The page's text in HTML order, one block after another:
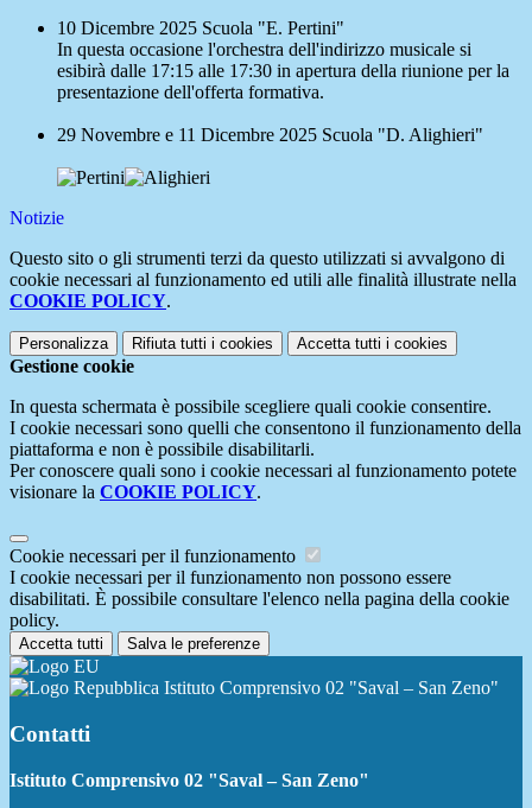
10 Dicembre 2025 Scuola "E. Pertini"
In questa occasione l'orchestra dell'indirizzo musicale si
esibirà dalle 17:15 alle 17:30 in apertura della riunione per la
presentazione dell'offerta formativa.
29 Novembre e 11 Dicembre 2025 Scuola "D. Alighieri"
Notizie
Questo sito o gli strumenti terzi da questo utilizzati si avvalgono di
cookie necessari al funzionamento ed utili alle finalità illustrate nella
COOKIE POLICY.
Personalizza Rifiuta tutti i cookies Accetta tutti i cookies
Gestione cookie
In questa schermata è possibile scegliere quali cookie consentire.
I cookie necessari sono quelli che consentono il funzionamento della
piattaforma e non è possibile disabilitarli.
Per conoscere quali sono i cookie necessari al funzionamento potete
visionare la COOKIE POLICY.
Cookie necessari per il funzionamento
I cookie necessari per il funzionamento non possono essere
disabilitati. È possibile consultare l'elenco nella pagina della cookie
policy.
Accetta tutti Salva le preferenze
Istituto Comprensivo 02 "Saval – San Zeno"
Contatti
Istituto Comprensivo 02 "Saval – San Zeno"